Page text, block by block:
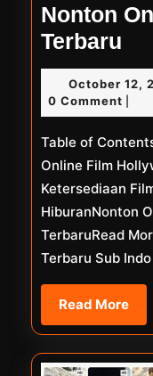
Nonton
Terbaru
October 12,
0 Comment
Table of
Online Film
Ketersediaan
HiburanNonton
TerbaruRead
Terbaru Sub
Read MoreRead
More